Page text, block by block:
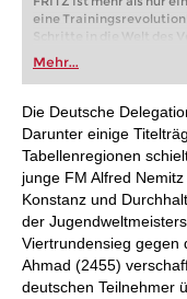
eine
Schritte in die Welt des
oder bereits auf
FRITZ trainieren Sie
individueller als je zuvor.
Mehr...
Die Deutsche
Darunter einige
Tabellenregionen
junge FM Alfred
Konstanz und
der
Viertrundensieg gegen
Ahmad (2455)
deutschen Teilnehmer